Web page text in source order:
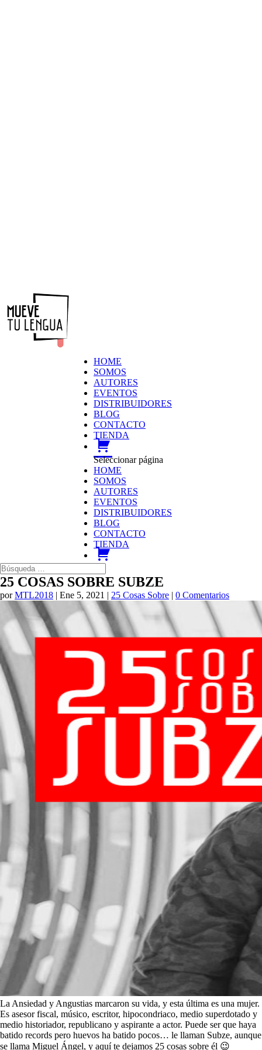
HOME
SOMOS
AUTORES
EVENTOS
DISTRIBUIDORES
BLOG
CONTACTO
TIENDA
Seleccionar página
HOME
SOMOS
AUTORES
EVENTOS
DISTRIBUIDORES
BLOG
CONTACTO
TIENDA
25 COSAS SOBRE SUBZE
porMTL2018 | Ene 5, 2021 | 25 Cosas Sobre | 0 Comentarios
La Ansiedad y Angustias marcaron su vida, y esta última es una mujer.
Es asesor fiscal, músico, escritor, hipocondriaco, medio superdotado y
medio historiador, republicano y aspirante a actor. Puede ser que haya
batido records pero huevos ha batido pocos… le llaman Subze, aunque
se llama Miguel Ángel, y aquí te dejamos 25 cosas sobre él 😉